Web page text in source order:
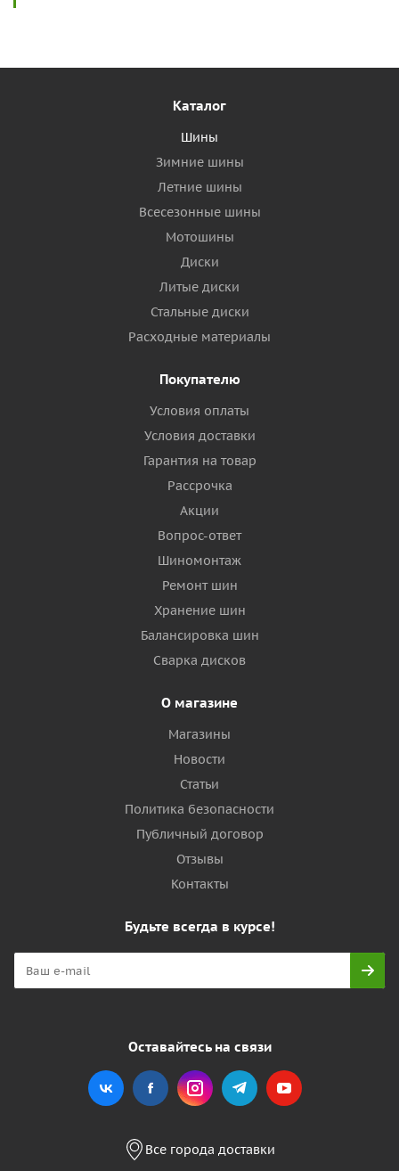
Каталог
Шины
Зимние шины
Летние шины
Всесезонные шины
Мотошины
Диски
Литые диски
Стальные диски
Расходные материалы
Покупателю
Условия оплаты
Условия доставки
Гарантия на товар
Рассрочка
Акции
Вопрос-ответ
Шиномонтаж
Ремонт шин
Хранение шин
Балансировка шин
Сварка дисков
О магазине
Магазины
Новости
Статьи
Политика безопасности
Публичный договор
Отзывы
Контакты
Будьте всегда в курсе!
Оставайтесь на связи
Все города доставки